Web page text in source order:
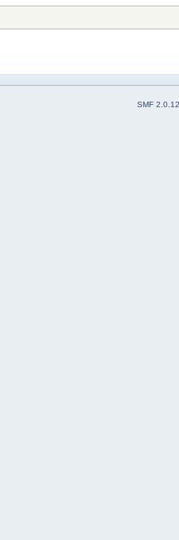
SMF 2.0.12